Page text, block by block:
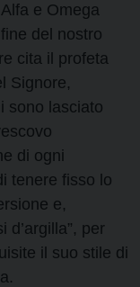
e Omega
del nostro
cita il profeta
Signore,
sono lasciato
di ogni
tenere fisso lo
e,
d’argilla”, per
il suo stile di